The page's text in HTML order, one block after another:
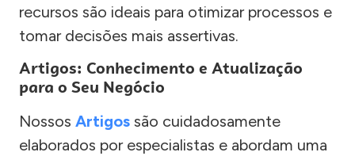
recursos são ideais para otimizar processos e
tomar decisões mais assertivas.
Artigos: Conhecimento e Atualização
para o Seu Negócio
Nossos Artigos são cuidadosamente
elaborados por especialistas e abordam uma